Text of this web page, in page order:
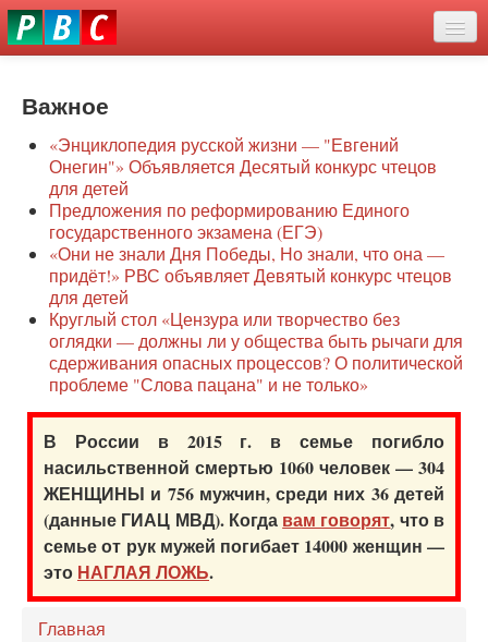
Перейти
к
О нас
Защита семей
Образование
Наше сопротивление
Регионы
Видео
Важное
«Энциклопедия русской жизни — "Евгений
Онегин"» Объявляется Десятый конкурс чтецов
для детей
Предложения по реформированию Единого
государственного экзамена (ЕГЭ)
«Они не знали Дня Победы, Но знали, что она —
придёт!» РВС объявляет Девятый конкурс чтецов
для детей
Круглый стол «Цензура или творчество без
оглядки — должны ли у общества быть рычаги для
сдерживания опасных процессов? О политической
проблеме "Слова пацана" и не только»
В России в 2015 г. в семье погибло
насильственной смертью 1060 человек — 304
ЖЕНЩИНЫ и 756 мужчин, среди них 36 детей
(данные ГИАЦ МВД). Когда вам говорят, что в
семье от рук мужей погибает 14000 женщин —
это НАГЛАЯ ЛОЖЬ.
Главная